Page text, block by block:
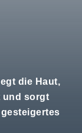
die Haut,
und sorgt